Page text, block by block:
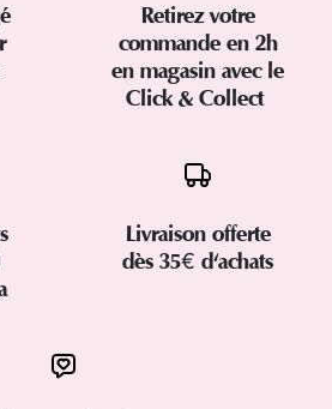
Retirez votre
commande en 2h
en magasin avec le
Click & Collect
Livraison offerte
dès 35€ d'achats